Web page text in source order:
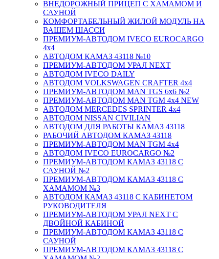
ВНЕДОРОЖНЫЙ ПРИЦЕП С ХАМАМОМ И
САУНОЙ
КОМФОРТАБЕЛЬНЫЙ ЖИЛОЙ МОДУЛЬ НА
ВАШЕМ ШАССИ
ПРЕМИУМ-АВТОДОМ IVECO EUROCARGO
4х4
АВТОДОМ КАМАЗ 43118 №10
ПРЕМИУМ-АВТОДОМ УРАЛ NEXT
АВТОДОМ IVECO DAILY
АВТОДОМ VOLKSWAGEN CRAFTER 4х4
ПРЕМИУМ-АВТОДОМ MAN TGS 6х6 №2
ПРЕМИУМ-АВТОДОМ MAN TGM 4x4 NEW
АВТОДОМ MERCEDES SPRINTER 4x4
АВТОДОМ NISSAN CIVILIAN
АВТОДОМ ДЛЯ РАБОТЫ КАМАЗ 43118
РАБОЧИЙ АВТОДОМ КАМАЗ 43118
ПРЕМИУМ-АВТОДОМ MAN TGM 4x4
АВТОДОМ IVECO EUROCARGO №2
ПРЕМИУМ-АВТОДОМ КАМАЗ 43118 С
САУНОЙ №2
ПРЕМИУМ-АВТОДОМ КАМАЗ 43118 С
ХАМАМОМ №3
АВТОДОМ КАМАЗ 43118 С КАБИНЕТОМ
РУКОВОДИТЕЛЯ
ПРЕМИУМ-АВТОДОМ УРАЛ NEXT С
ДВОЙНОЙ КАБИНОЙ
ПРЕМИУМ-АВТОДОМ КАМАЗ 43118 С
САУНОЙ
ПРЕМИУМ-АВТОДОМ КАМАЗ 43118 С